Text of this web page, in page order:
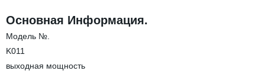
Основная Информация.
Модель №.
K011
выходная мощность